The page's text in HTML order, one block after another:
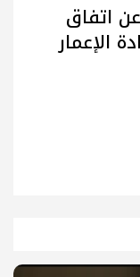
اتفاق
الإعمار